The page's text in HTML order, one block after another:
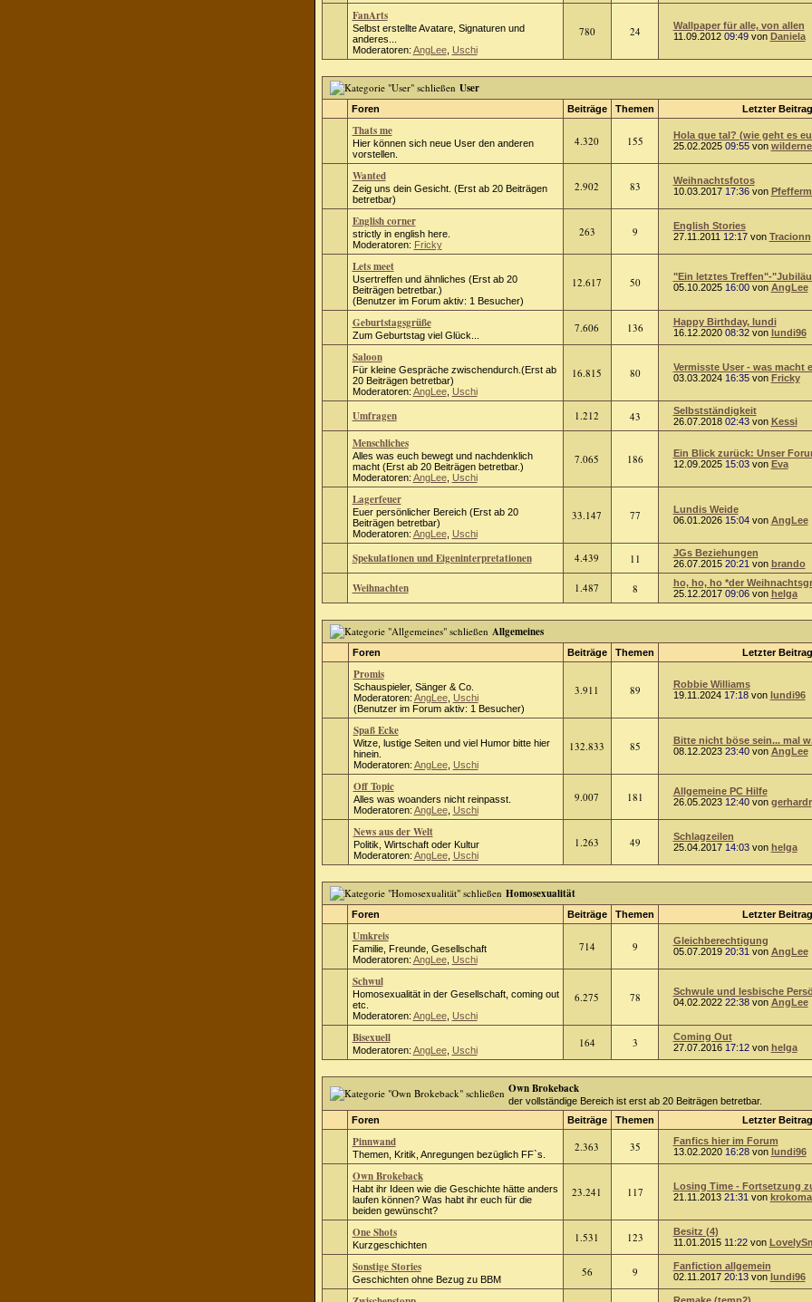
FanArts
Selbst erstellte Avatare, Signaturen und
anderes...
Moderatoren: AngLee, Uschi
780 24
Wallpaper für alle, von allen
11.09.2012 09:49von Daniela
User
Foren Beiträge Themen Letzter Beitrag
Thats me
Hier können sich neue User den anderen
vorstellen.
4.320 155
Hola que tal? (wie geht es
25.02.2025 09:55von
Wanted
Zeig uns dein Gesicht. (Erst ab 20 Beiträgen
betretbar)
2.902 83
Weihnachtsfotos
10.03.2017 17:36von
English corner
strictly in english here.
Moderatoren: Fricky
263 9
English Stories
27.11.2011 12:17von Tracionn
Lets meet
Usertreffen und ähnliches (Erst ab 20
Beiträgen betretbar.)
(Benutzer im Forum aktiv: 1 Besucher)
12.617 50
"Ein letztes Treffen"-
05.10.2025 16:00von AngLee
Geburtstagsgrüße
Zum Geburtstag viel Glück...
7.606 136
Happy Birthday, lundi
16.12.2020 08:32von lundi96
Saloon
Für kleine Gespräche zwischendurch.(Erst ab
20 Beiträgen betretbar)
Moderatoren: AngLee, Uschi
16.815 80
Vermisste User - was macht
03.03.2024 16:35von Fricky
Umfragen 1.212 43
Selbstständigkeit
26.07.2018 02:43von Kessi
Menschliches
Alles was euch bewegt und nachdenklich
macht (Erst ab 20 Beiträgen betretbar.)
Moderatoren: AngLee, Uschi
7.065 186
Ein Blick zurück: Unser
12.09.2025 15:03von Eva
Lagerfeuer
Euer persönlicher Bereich (Erst ab 20
Beiträgen betretbar)
Moderatoren: AngLee, Uschi
33.147 77
Lundis Weide
06.01.2026 15:04von AngLee
Spekulationen und Eigeninterpretationen 4.439 11
JGs Beziehungen
26.07.2015 20:21 von brando
Weihnachten 1.487 8
ho, ho, ho *der
25.12.2017 09:06von helga
Allgemeines
Foren Beiträge Themen Letzter Beitrag
Promis
Schauspieler, Sänger & Co.
Moderatoren: AngLee, Uschi
(Benutzer im Forum aktiv: 1 Besucher)
3.911 89
Robbie Williams
19.11.2024 17:18von lundi96
Spaß Ecke
Witze, lustige Seiten und viel Humor bitte hier
hinein.
Moderatoren: AngLee, Uschi
132.833 85
Bitte nicht böse sein... mal
08.12.2023 23:40von AngLee
Off Topic
Alles was woanders nicht reinpasst.
Moderatoren: AngLee, Uschi
9.007 181
Allgemeine PC Hilfe
26.05.2023 12:40von gerhardr
News aus der Welt
Politik, Wirtschaft oder Kultur
Moderatoren: AngLee, Uschi
1.263 49
Schlagzeilen
25.04.2017 14:03von helga
Homosexualität
Foren Beiträge Themen Letzter Beitrag
Umkreis
Familie, Freunde, Gesellschaft
Moderatoren: AngLee, Uschi
714 9
Gleichberechtigung
05.07.2019 20:31 von AngLee
Schwul
Homosexualität in der Gesellschaft, coming out
etc.
Moderatoren: AngLee, Uschi
6.275 78
Schwule und lesbische
04.02.2022 22:38von AngLee
Bisexuell
Moderatoren: AngLee, Uschi
164 3
Coming Out
27.07.2016 17:12von helga
Own Brokeback
der vollständige Bereich ist erst ab 20 Beiträgen betretbar.
Foren
Beiträge Themen Letzter Beitrag
Pinnwand
Themen, Kritik, Anregungen bezüglich FF`s.
2.363 35
Fanfics hier im Forum
13.02.2020 16:28von lundi96
Own Brokeback
Habt ihr Ideen wie die Geschichte hätte anders
laufen können? Was habt ihr euch für die
beiden gewünscht?
23.241 117
Losing Time - Fortsetzung
21.11.2013 21:31 von
One Shots
Kurzgeschichten
1.531 123
Besitz (4)
11.01.2015 11:22von
Sonstige Stories
Geschichten ohne Bezug zu BBM
56 9
Fanfiction allgemein
02.11.2017 20:13von lundi96